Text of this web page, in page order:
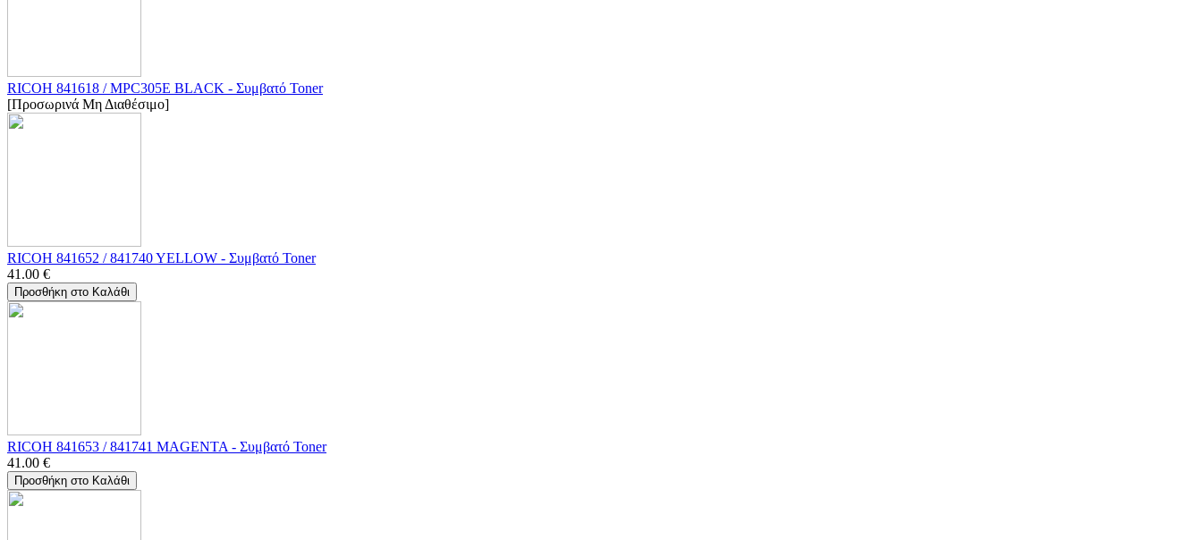
RICOH 841618 / MPC305E BLACK - Συμβατό Toner
[Προσωρινά Μη Διαθέσιμο]
RICOH 841652 / 841740 YELLOW - Συμβατό Toner
41.00 €
Προσθήκη στο Καλάθι
RICOH 841653 / 841741 MAGENTA - Συμβατό Toner
41.00 €
Προσθήκη στο Καλάθι